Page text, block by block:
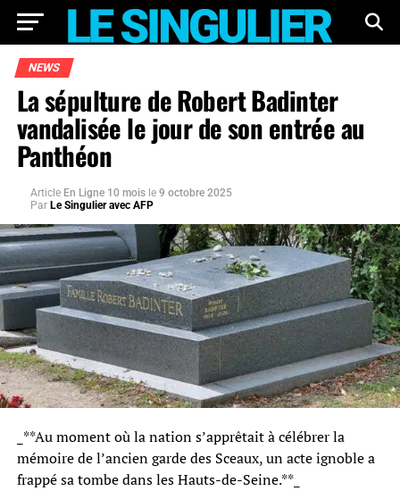
NEWS
La sépulture de Robert Badinter
vandalisée le jour de son entrée au
Panthéon
Article En Ligne 10 mois le 9 octobre 2025
Par Le Singulier avec AFP
_**Au moment où la nation s’apprêtait à célébrer la
mémoire de l’ancien garde des Sceaux, un acte ignoble a
frappé sa tombe dans les Hauts-de-Seine.**_